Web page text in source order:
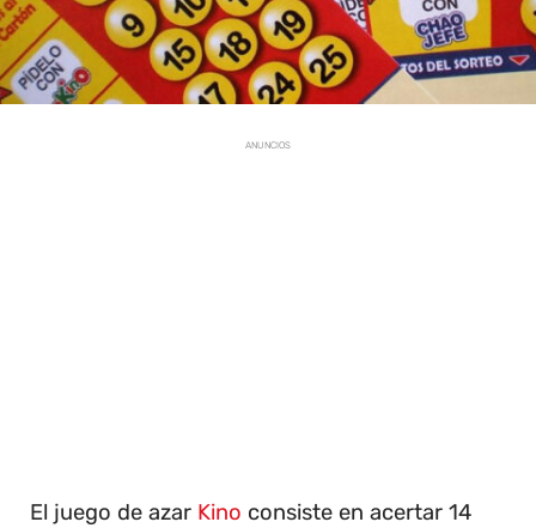
ANUNCIOS
El juego de azar Kino consiste en acertar 14